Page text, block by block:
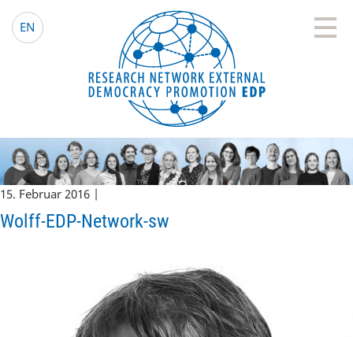
EN EDP Network
Deutsche Website
15. Februar 2016 |
Wolff-EDP-Network-sw